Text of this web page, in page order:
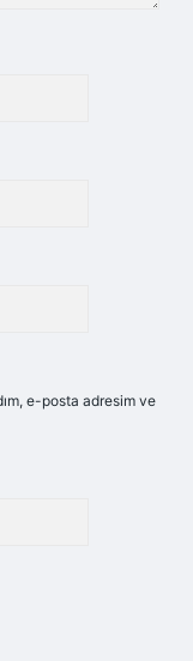
e-posta adresim ve